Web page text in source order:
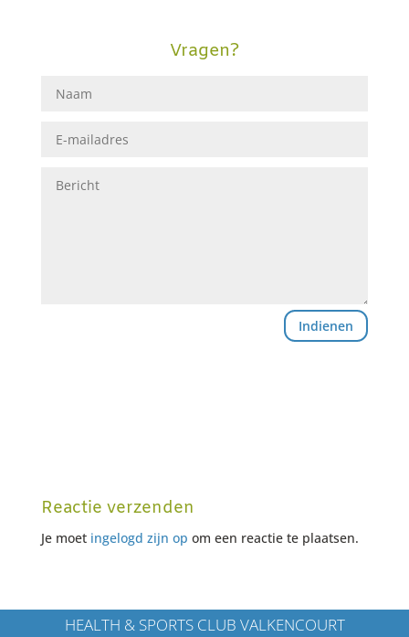
Vragen?
Indienen
Reactie verzenden
Je moet ingelogd zijn op om een reactie te plaatsen.
HEALTH & SPORTS CLUB VALKENCOURT